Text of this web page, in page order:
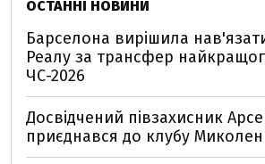
ОСТАННІ НОВИНИ
Барселона вирішила
Реалу за трансфер
ЧС-2026
Досвідчений півзахисник
приєднався до клубу